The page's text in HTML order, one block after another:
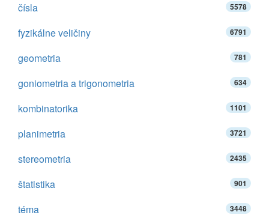
čísla 5578
fyzikálne veličiny 6791
geometria 781
goniometria a trigonometria 634
kombinatorika 1101
planimetria 3721
stereometria 2435
štatistika 901
téma 3448